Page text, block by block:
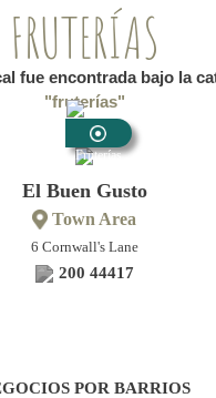
FRUTERÍAS
fue encontrada bajo la
"fruterías"
Fruterías
El Buen Gusto
Town Area
6 Cornwall's Lane
200 44417
POR BARRIOS